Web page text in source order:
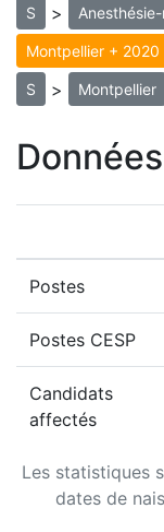
S >
Montpellier + 2020
S > Montpellier
Les statistiques
dates de
Postes
Postes CESP
Candidats
affectés